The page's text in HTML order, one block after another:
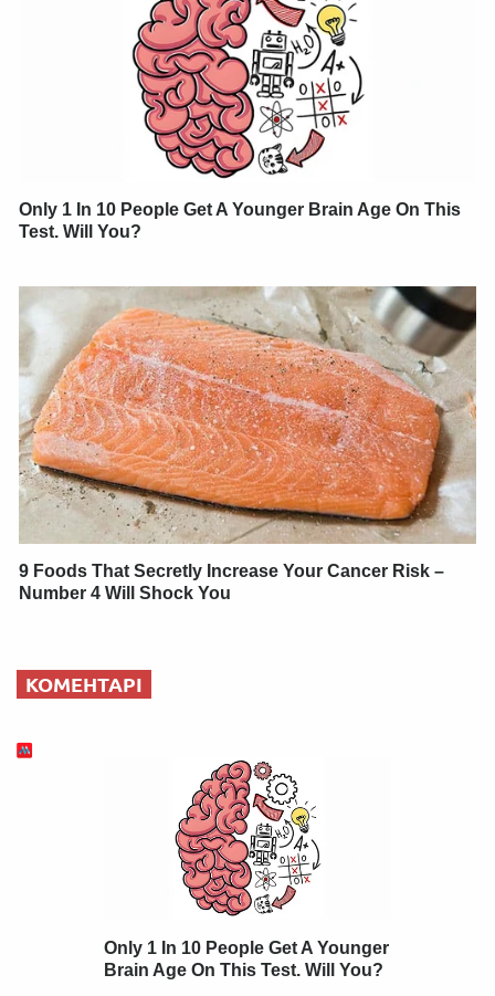
Only 1 In 10 People Get A Younger Brain Age On This
Test. Will You?
9 Foods That Secretly Increase Your Cancer Risk –
Number 4 Will Shock You
КОМЕНТАРІ